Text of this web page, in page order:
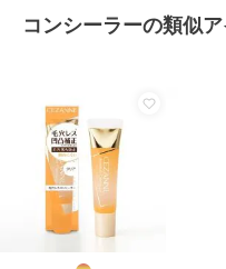
コンシーラーの類似